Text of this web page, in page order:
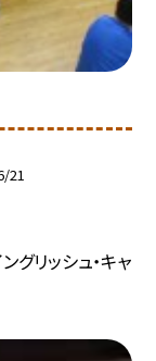
21
グリッシュ・キャ